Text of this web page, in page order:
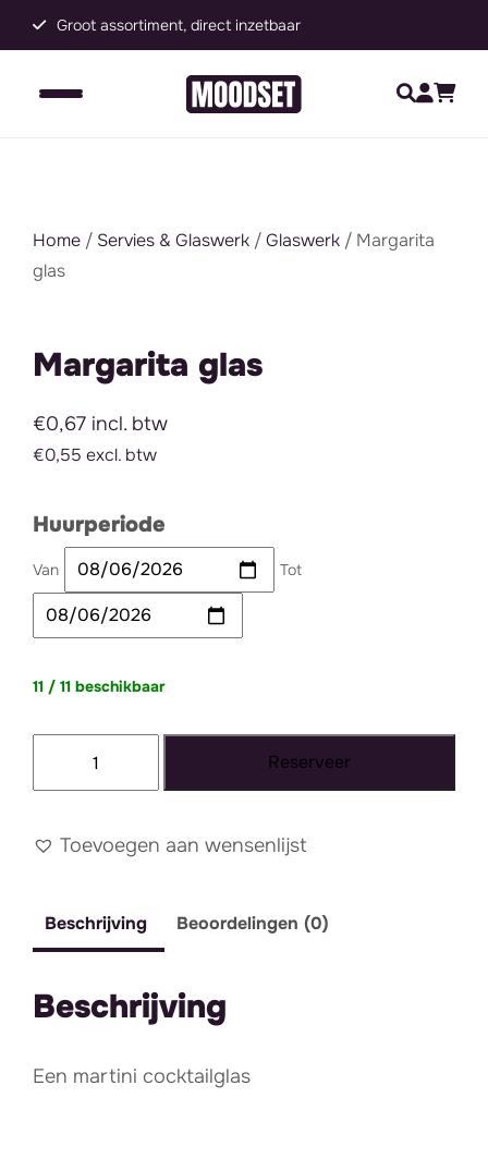
Groot assortiment, direct inzetbaar
Home / Servies & Glaswerk /Glaswerk / Margarita
glas
Margarita glas
€0,67 incl. btw
€0,55 excl. btw
Huurperiode
Van Tot
11 / 11 beschikbaar
Reserveer
Toevoegen aan wensenlijst
Beschrijving Beoordelingen (0)
Beschrijving
Een martini cocktailglas